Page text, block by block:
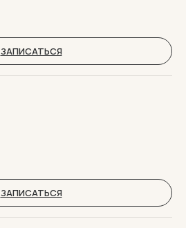
ЗАПИСАТЬСЯ
ЗАПИСАТЬСЯ